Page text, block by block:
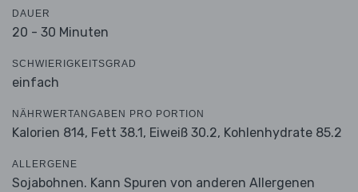
DAUER
20 - 30 Minuten
SCHWIERIGKEITSGRAD
einfach
NÄHRWERTANGABEN PRO PORTION
Kalorien 814, Fett 38.1, Eiweiß 30.2, Kohlenhydrate 85.2
ALLERGENE
Sojabohnen. Kann Spuren von anderen Allergenen